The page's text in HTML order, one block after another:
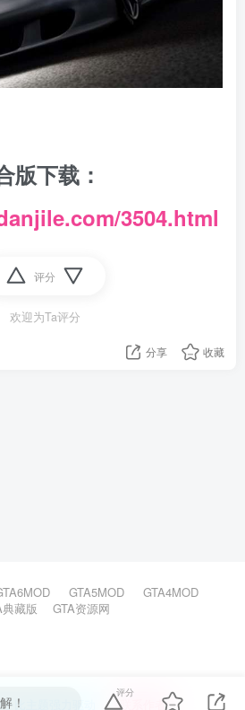
版下载：
3504.html
评分
欢迎为Ta评分
分享 收藏
GTA5MOD
GTA4MOD
典藏版
GTA资源网
！
评分
比主题强力驱动 联系作者